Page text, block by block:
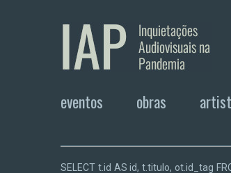
eventos obras
SELECT t.id AS id, t.titulo, ot.id_tag